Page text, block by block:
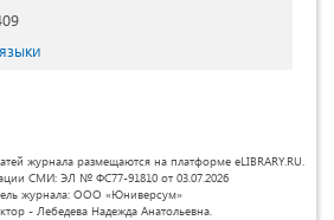
журнала размещаются на платформе eLIBRARY.RU.
СМИ: ЭЛ № ФС77-91810 от 03.07.2026
журнала: ООО «Юниверсум»
- Лебедева Надежда Анатольевна.